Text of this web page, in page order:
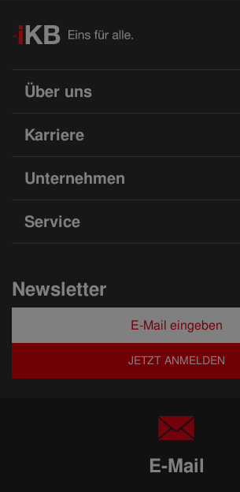
Über uns
Karriere
Unternehmen
Service
Newsletter
JETZT ANMELDEN
E-Mail